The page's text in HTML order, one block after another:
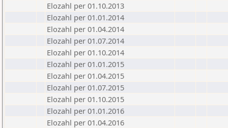
Elozahl per 01.10.2013
Elozahl per 01.01.2014
Elozahl per 01.04.2014
Elozahl per 01.07.2014
Elozahl per 01.10.2014
Elozahl per 01.01.2015
Elozahl per 01.04.2015
Elozahl per 01.07.2015
Elozahl per 01.10.2015
Elozahl per 01.01.2016
Elozahl per 01.04.2016